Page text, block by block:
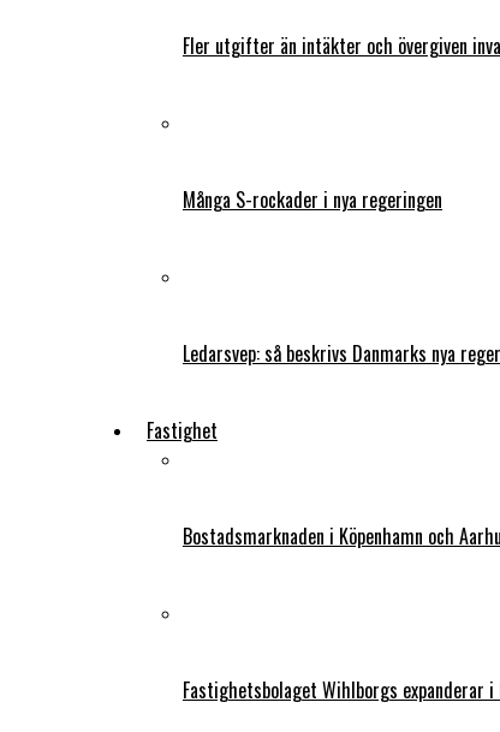
Fler utgifter än intäkter och övergiven
Många S-rockader i nya regeringen
Ledarsvep: så beskrivs Danmarks nya
Fastighet
Bostadsmarknaden i Köpenhamn och
Fastighetsbolaget Wihlborgs expanderar i